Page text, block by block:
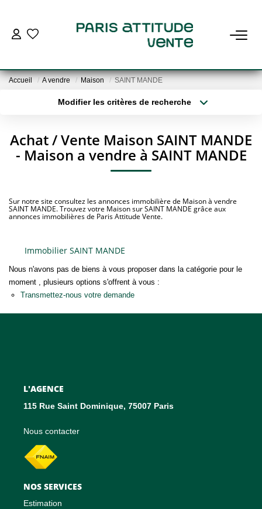
NOS RECHERCHES
METTRE EN LOCATION
CONTACT
EN
Accueil A vendre Maison SAINT MANDE
Modifier les critères de recherche
Surface min Budget max
Achat / Vente Maison SAINT MANDE
- Maison a vendre à SAINT MANDE
Sur notre site consultez les annonces immobilière de Maison à vendre
SAINT MANDE. Trouvez votre Maison sur SAINT MANDE grâce aux
annonces immobilières de Paris Attitude Vente.
Immobilier SAINT MANDE
Nous n'avons pas de biens à vous proposer dans la catégorie pour le
moment , plusieurs options s'offrent à vous :
Transmettez-nous votre demande
L'AGENCE
115 Rue Saint Dominique, 75007 Paris
Nous contacter
NOS SERVICES
Estimation